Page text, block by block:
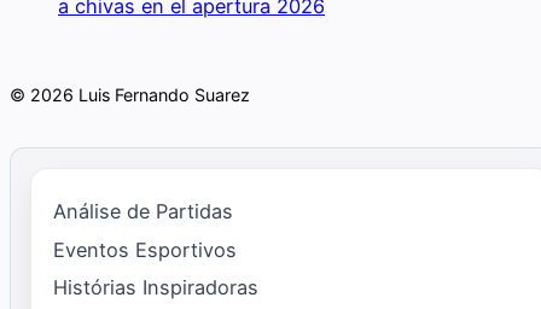
a chivas en el apertura 2026
© 2026 Luis Fernando Suarez
Análise de Partidas
Eventos Esportivos
Histórias Inspiradoras